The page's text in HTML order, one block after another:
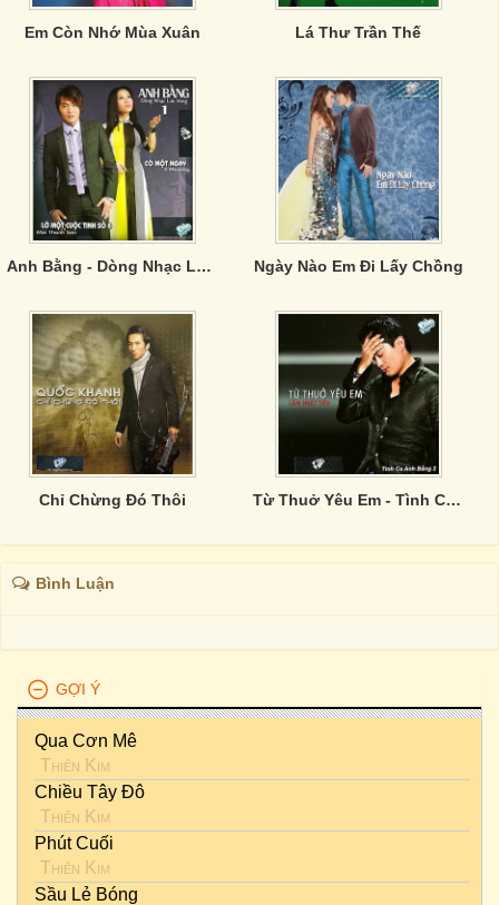
Em Còn Nhớ Mùa Xuân Lá Thư Trần Thế
Anh Bằng - Dòng Nhạc Lưu Vong 1 Ngày Nào Em Đi Lấy Chồng
Chỉ Chừng Đó Thôi Từ Thuở Yêu Em - Tình Ca Anh Bằng 2
Bình Luận
GỢI Ý
Qua Cơn Mê
Thiên Kim
Chiều Tây Đô
Thiên Kim
Phút Cuối
Thiên Kim
Sầu Lẻ Bóng